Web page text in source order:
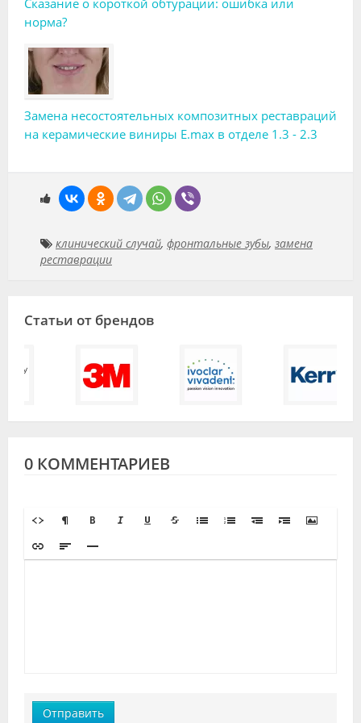
норма?
Замена несостоятельных композитных реставраций
на керамические виниры E.max в отделе 1.3 - 2.3
клинический случай, фронтальные зубы, замена
реставрации
Статьи от брендов
0 КОММЕНТАРИЕВ
Отправить